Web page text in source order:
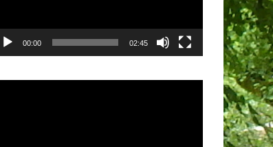
00:00 02:45